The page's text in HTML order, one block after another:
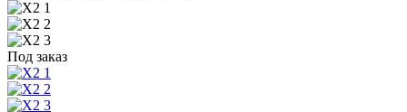
Под заказ